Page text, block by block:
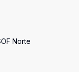
Norte